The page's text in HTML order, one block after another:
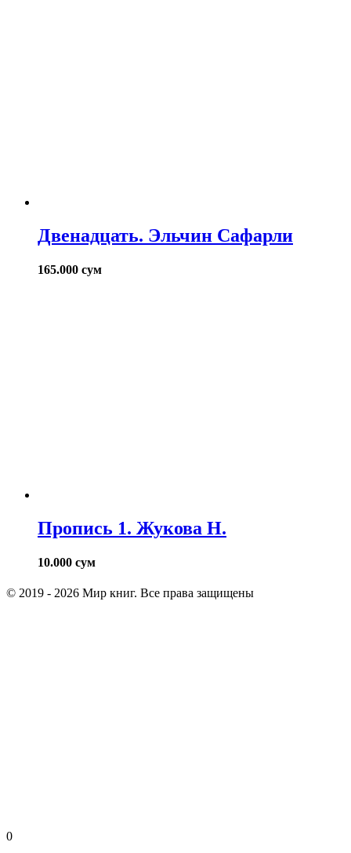
Двенадцать. Эльчин Сафарли
165.000 сум
Пропись 1. Жукова Н.
10.000 сум
© 2019 - 2026 Мир книг. Все права защищены
0